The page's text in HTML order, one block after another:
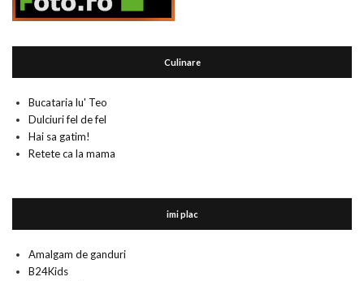
Culinare
Bucataria lu' Teo
Dulciuri fel de fel
Hai sa gatim!
Retete ca la mama
imi plac
Amalgam de ganduri
B24Kids